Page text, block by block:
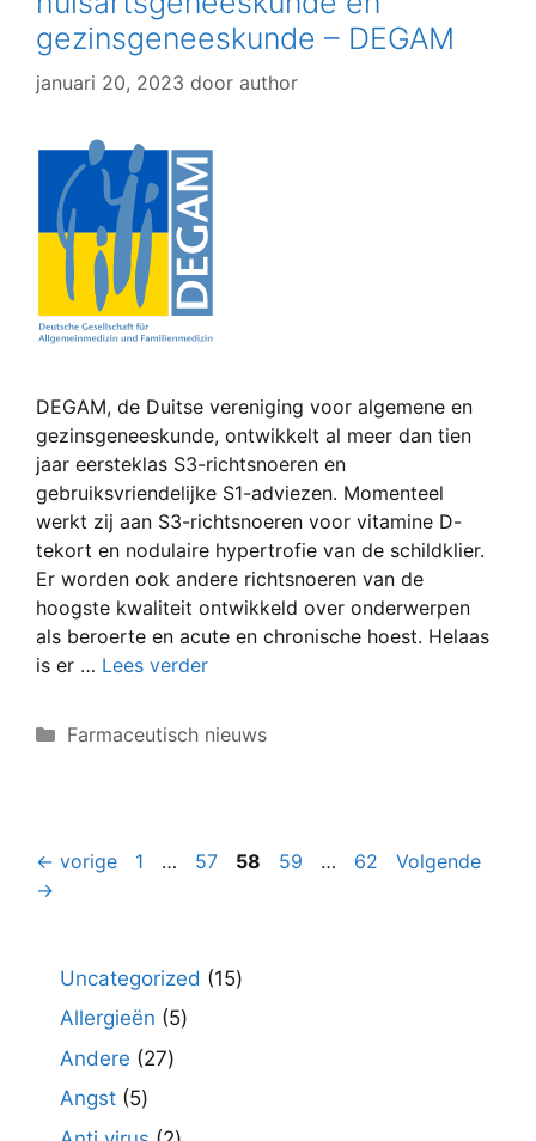
gezinsgeneeskunde – DEGAM
januari 20, 2023 door author
DEGAM, de Duitse vereniging voor algemene en
gezinsgeneeskunde, ontwikkelt al meer dan tien
jaar eersteklas S3-richtsnoeren en
gebruiksvriendelijke S1-adviezen. Momenteel
werkt zij aan S3-richtsnoeren voor vitamine D-
tekort en nodulaire hypertrofie van de schildklier.
Er worden ook andere richtsnoeren van de
hoogste kwaliteit ontwikkeld over onderwerpen
als beroerte en acute en chronische hoest. Helaas
is er … Lees verder
Categorieën
Farmaceutisch nieuws
← vorige Pagina
1 … Pagina
57 Pagina
58 Pagina
59 … Pagina
62
Volgende
→
Uncategorized 1515
Allergieën 55
Andere 2727
Angst 55
producten